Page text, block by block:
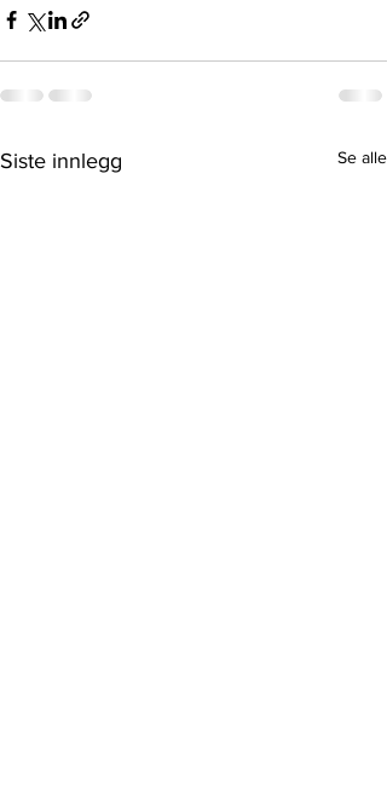
Siste innlegg Se alle